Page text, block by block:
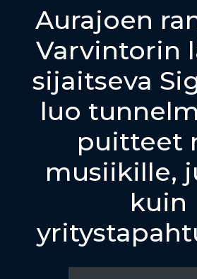
Aurajoen
Varvintorin
sijaitseva
luo
puitteet
musiikille,
kuin